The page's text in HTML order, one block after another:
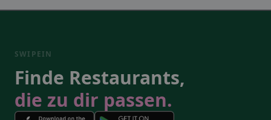
SWIPEIN
Finde Restaurants,
die zu dir passen.